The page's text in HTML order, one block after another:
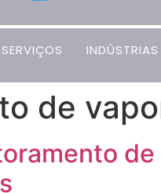
SERVIÇOS INDÚSTRIAS
de